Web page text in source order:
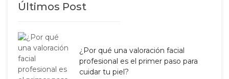
Últimos Post
¿Por qué una valoración facial
profesional es el primer paso para
cuidar tu piel?